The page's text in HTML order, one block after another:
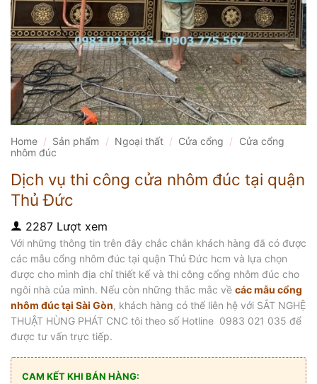
Home / Sản phẩm / Ngoại thất / Cửa cổng /
Cửa cổng
nhôm đúc
Dịch vụ thi công cửa nhôm đúc tại quận
Thủ Đức
2287 Lượt xem
Với những thông tin trên đây chắc chắn khách hàng đã có được
các mẫu cổng nhôm đúc tại quận Thủ Đức hcm và lựa chọn
được cho mình địa chỉ thiết kế và thi công cổng nhôm đúc cho
ngôi nhà của mình. Nếu còn những thắc mắc về các mẫu cổng
nhôm đúc tại Sài Gòn, khách hàng có thể liên hệ với SẮT NGHỆ
THUẬT HÙNG PHÁT CNC tôi theo số Hotline 0983 021 035 để
được tư vấn trực tiếp.
CAM KẾT KHI BÁN HÀNG: